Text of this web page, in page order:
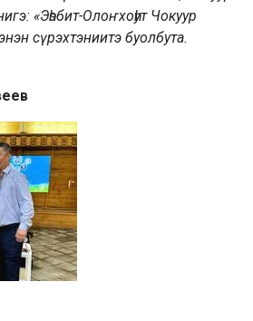
«Эһэбит-Олоҥхоһут Чокуур
сүрэхтэниитэ буолбута.